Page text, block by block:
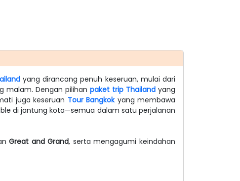
yang dirancang penuh keseruan, mulai dari
malam. Dengan pilihan paket trip Thailand yang
juga keseruan Tour Bangkokyang membawa
di jantung kota—semua dalam satu perjalanan
Great and Grand, serta mengagumi keindahan